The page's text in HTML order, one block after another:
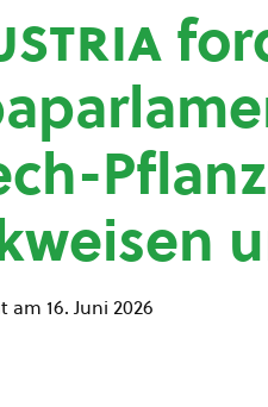
16. Juni 2026